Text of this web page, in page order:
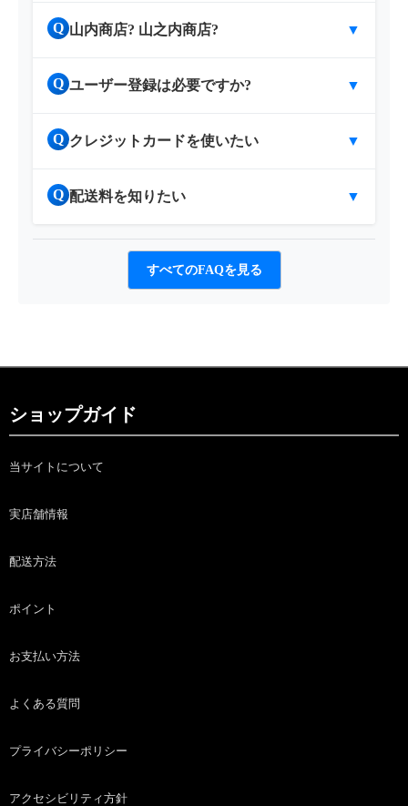
Q 山内商店? 山之内商店? ▼
Q ユーザー登録は必要ですか? ▼
Q クレジットカードを使いたい ▼
Q 配送料を知りたい ▼
すべてのFAQを見る
ショップガイド
当サイトについて
実店舗情報
配送方法
ポイント
お支払い方法
よくある質問
プライバシーポリシー
アクセシビリティ方針